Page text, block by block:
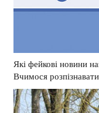
Які фейкові новини
Вчимося